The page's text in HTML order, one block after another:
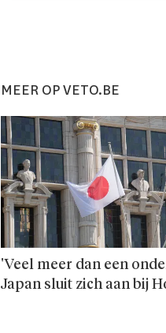
MEER OP VETO.BE
'Veel meer dan een
Japan sluit zich aan bij